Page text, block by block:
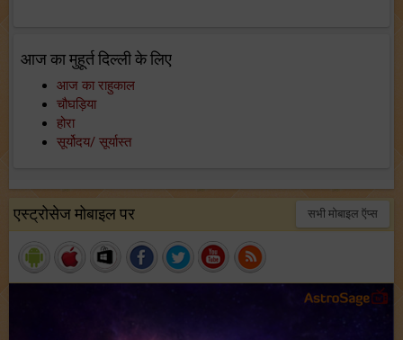
आज का मुहूर्त दिल्ली के लिए
आज का राहुकाल
चौघड़िया
होरा
सूर्योदय/ सूर्यास्त
एस्ट्रोसेज मोबाइल पर सभी मोबाइल ऍप्स